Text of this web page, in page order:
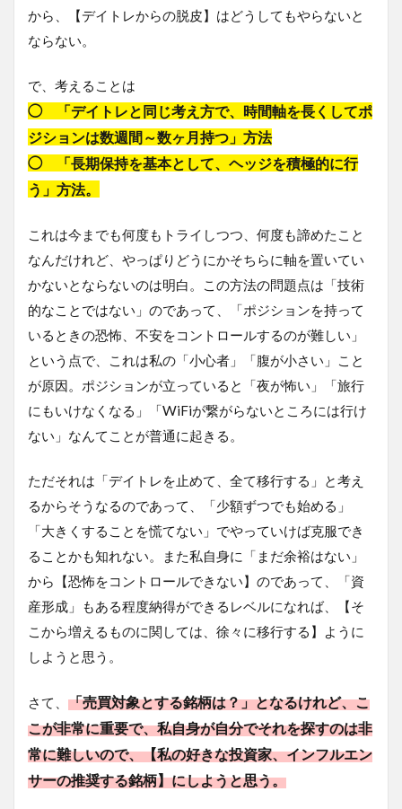
から、【デイトレからの脱皮】はどうしてもやらないと
ならない。
で、考えることは
◯ 「デイトレと同じ考え方で、時間軸を長くしてポ
ジションは数週間～数ヶ月持つ」方法
◯ 「長期保持を基本として、ヘッジを積極的に行
う」方法。
これは今までも何度もトライしつつ、何度も諦めたこと
なんだけれど、やっぱりどうにかそちらに軸を置いてい
かないとならないのは明白。この方法の問題点は「技術
的なことではない」のであって、「ポジションを持って
いるときの恐怖、不安をコントロールするのが難しい」
という点で、これは私の「小心者」「腹が小さい」こと
が原因。ポジションが立っていると「夜が怖い」「旅行
にもいけなくなる」「WiFiが繋がらないところには行け
ない」なんてことが普通に起きる。
ただそれは「デイトレを止めて、全て移行する」と考え
るからそうなるのであって、「少額ずつでも始める」
「大きくすることを慌てない」でやっていけば克服でき
ることかも知れない。また私自身に「まだ余裕はない」
から【恐怖をコントロールできない】のであって、「資
産形成」もある程度納得ができるレベルになれば、【そ
こから増えるものに関しては、徐々に移行する】ように
しようと思う。
さて、 「売買対象とする銘柄は？」となるけれど、こ
こが非常に重要で、私自身が自分でそれを探すのは非
常に難しいので、【私の好きな投資家、インフルエン
サーの推奨する銘柄】にしようと思う。